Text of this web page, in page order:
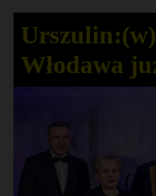
Włodawa